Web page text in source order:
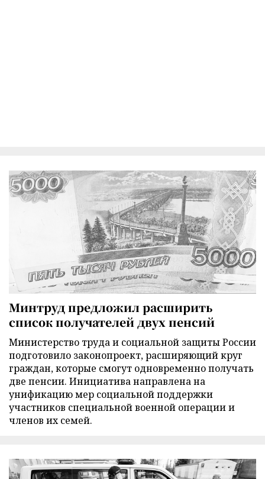
Минтруд предложил расширить
список получателей двух пенсий
Министерство труда и социальной защиты России
подготовило законопроект, расширяющий круг
граждан, которые смогут одновременно получать
две пенсии. Инициатива направлена на
унификацию мер социальной поддержки
участников специальной военной операции и
членов их семей.